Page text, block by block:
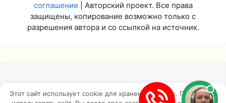
соглашение | Авторский проект. Все права
защищены, копирование возможно только с
разрешения автора и со ссылкой на источник.
Этот сайт использует cookie для хранения данных. Продолжая